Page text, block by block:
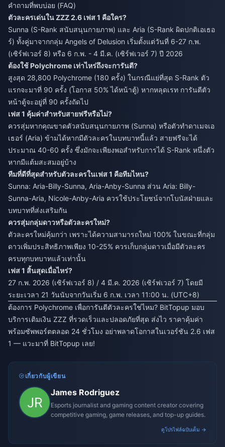
คำถามที่พบบ่อย (FAQ)
ตัวละครเด่นใน ZZZ 2.6 เฟส 1 คือใคร?
Sunna (S-Rank สนับสนุนกายภาพ) และ Aria (S-Rank ผิดปกติเอเธอ
ร์) ทั้งคู่มาจากกลุ่ม Angels of Delusion เริ่มตั้งแต่วันที่ 6-27 ก.พ.
(เซิร์ฟเวอร์ 8) หรือ 6 ก.พ. - 4 มี.ค. (เซิร์ฟเวอร์ 7) ปี 2026
ต้องใช้ Polychrome เท่าไหร่ถึงจะการันตี?
สูงสุด 28,800 Polychrome (180 ครั้ง) ในกรณีแย่ที่สุด S-Rank ตัว
แรกจะมาที่ 90 ครั้ง (โอกาส 50% ได้หน้าตู้) หากหลุดเรท การันตีตัว
หน้าตู้จะอยู่ที่ 90 ครั้งถัดไป
เฟส 1 คุ้มค่าสำหรับสายฟรีหรือไม่?
ควรสุ่มหากคุณขาดตัวสนับสนุนกายภาพ (Sunna) หรือตัวทำดาเมจเอ
เธอร์ (Aria) ข้ามได้หากมีตัวละครในบทบาทนี้แล้ว สายฟรีจะได้
ประมาณ 40-60 ครั้ง ซึ่งมักจะเพียงพอสำหรับการได้ S-Rank หนึ่งตัว
หากมีแต้มสะสมอยู่บ้าง
ทีมที่ดีที่สุดสำหรับตัวละครในเฟส 1 คือทีมไหน?
Sunna: Aria-Billy-Sunna, Aria-Anby-Sunna ส่วน Aria: Billy-
Sunna-Aria, Nicole-Anby-Aria ควรใช้ประโยชน์จากโบนัสฝ่ายและ
บทบาทที่ส่งเสริมกัน
ควรสุ่มกลุ่มดาวหรือตัวละครใหม่?
ตัวละครใหม่คุ้มกว่า เพราะได้ความสามารถใหม่ 100% ในขณะที่กลุ่ม
ดาวเพิ่มประสิทธิภาพเพียง 10-25% ควรเก็บกลุ่มดาวเมื่อมีตัวละคร
ครบทุกบทบาทแล้วเท่านั้น
เฟส 1 สิ้นสุดเมื่อไหร่?
27 ก.พ. 2026 (เซิร์ฟเวอร์ 8) / 4 มี.ค. 2026 (เซิร์ฟเวอร์ 7) โดยมี
ระยะเวลา 21 วันนับจากวันเริ่ม 6 ก.พ. เวลา 11:00 น. (UTC+8)
ต้องการ Polychrome เพื่อการันตีตัวละครใช่ไหม? BitTopup มอบ
บริการเติมเงิน ZZZ ที่รวดเร็วและปลอดภัยที่สุด ส่งไว ราคาคุ้มค่า
พร้อมซัพพอร์ตตลอด 24 ชั่วโมง อย่าพลาดโอกาสในเวอร์ชัน 2.6 เฟส
1 — แวะมาที่ BitTopup เลย!
เกี่ยวกับผู้เขียน
James Rodriguez
Esports journalist and gaming content creator covering
competitive gaming, game releases, and top-up guides.
ดูโปรไฟล์ฉบับเต็ม →